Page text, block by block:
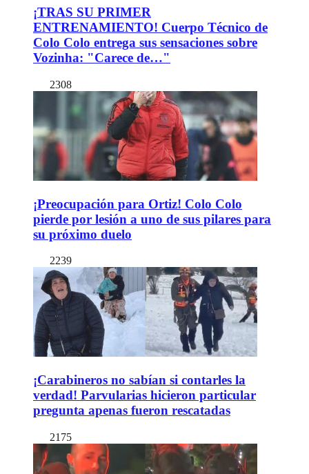
¡TRAS SU PRIMER
ENTRENAMIENTO! Cuerpo Técnico de
Colo Colo entrega sus sensaciones sobre
Vozinha: "Carece de…"
2308
¡Preocupación para Ortiz! Colo Colo
pierde por lesión a uno de sus pilares para
su próximo duelo
2239
¡Carabineros no sabían si contarles la
verdad! Parvularias hicieron particular
pregunta apenas fueron rescatadas
2175